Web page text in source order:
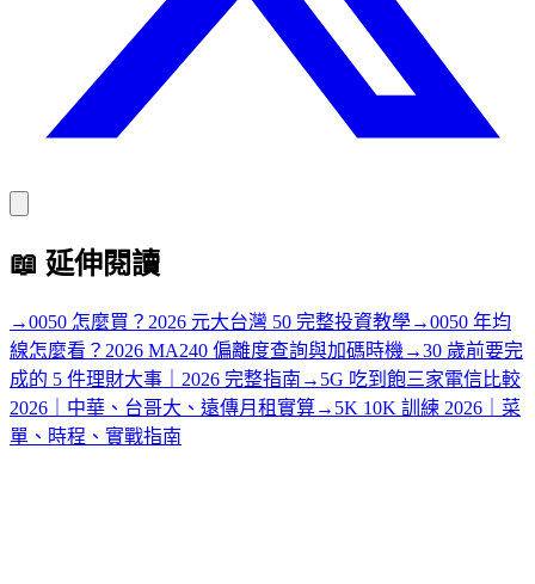
📖 延伸閱讀
→0050 怎麼買？2026 元大台灣 50 完整投資教學→0050 年均
線怎麼看？2026 MA240 偏離度查詢與加碼時機 →30 歲前要完
成的 5 件理財大事｜2026 完整指南 → 5G 吃到飽三家電信比較
2026｜中華、台哥大、遠傳月租實算→ 5K 10K 訓練 2026｜菜
單、時程、實戰指南